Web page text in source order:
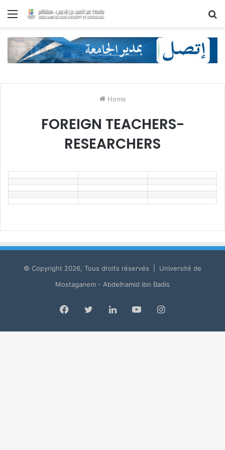
Menu
Home
FOREIGN TEACHERS-
RESEARCHERS
© Copyright 2026, Tous droits réservés | Université de
Mostaganem - Abdelhamid ibn Badis
Facebook
TwitterLinkedInYouTubeInstagram